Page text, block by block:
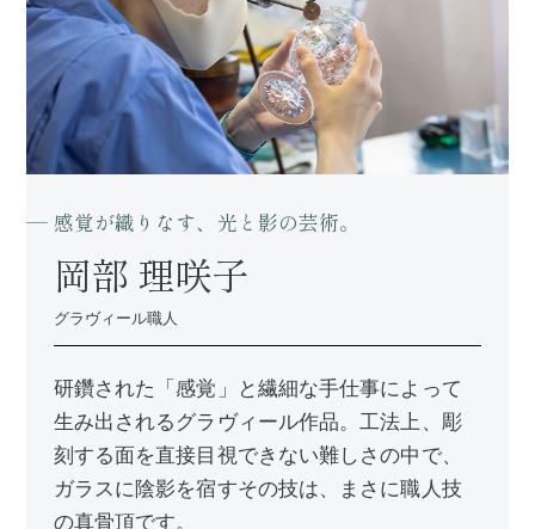
感覚が織りなす、光と影の芸術。
岡部 理咲子
グラヴィール職人
研鑽された「感覚」と繊細な手仕事によって
生み出されるグラヴィール作品。工法上、彫
刻する面を直接目視できない難しさの中で、
ガラスに陰影を宿すその技は、まさに職人技
の真骨頂です。